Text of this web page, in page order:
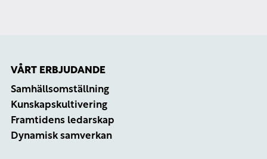
VÅRT ERBJUDANDE
Samhällsomställning
Kunskapskultivering
Framtidens ledarskap
Dynamisk samverkan